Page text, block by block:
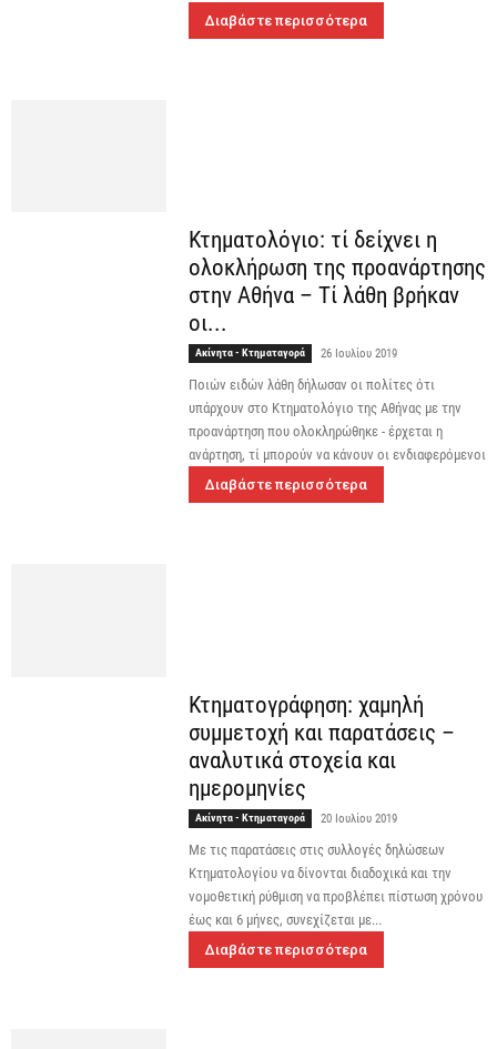
Διαβάστε περισσότερα
Κτηματολόγιο: τί δείχνει η
ολοκλήρωση της προανάρτησης
στην Αθήνα – Τί λάθη βρήκαν
οι...
Ακίνητα - Κτηματαγορά 26 Ιουλίου 2019
Ποιών ειδών λάθη δήλωσαν οι πολίτες ότι
υπάρχουν στο Κτηματολόγιο της Αθήνας με την
προανάρτηση που ολοκληρώθηκε - έρχεται η
ανάρτηση, τί μπορούν να κάνουν οι ενδιαφερόμενοι
Διαβάστε περισσότερα
Κτηματογράφηση: χαμηλή
συμμετοχή και παρατάσεις –
αναλυτικά στοχεία και
ημερομηνίες
Ακίνητα - Κτηματαγορά 20 Ιουλίου 2019
Με τις παρατάσεις στις συλλογές δηλώσεων
Κτηματολογίου να δίνονται διαδοχικά και την
νομοθετική ρύθμιση να προβλέπει πίστωση χρόνου
έως και 6 μήνες, συνεχίζεται με...
Διαβάστε περισσότερα